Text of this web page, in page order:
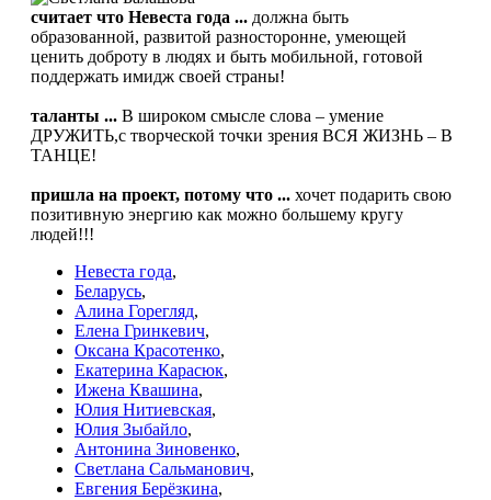
считает что Невеста года ... должна быть
образованной, развитой разносторонне, умеющей
ценить доброту в людях и быть мобильной, готовой
поддержать имидж своей страны!
таланты ... В широком смысле слова – умение
ДРУЖИТЬ,с творческой точки зрения ВСЯ ЖИЗНЬ – В
ТАНЦЕ!
пришла на проект, потому что ... хочет подарить свою
позитивную энергию как можно большему кругу
людей!!!
Невеста года,
Беларусь,
Алина Горегляд,
Елена Гринкевич,
Оксана Красотенко,
Екатерина Карасюк,
Ижена Квашина,
Юлия Нитиевская,
Юлия Зыбайло,
Антонина Зиновенко,
Светлана Сальманович,
Евгения Берёзкина,